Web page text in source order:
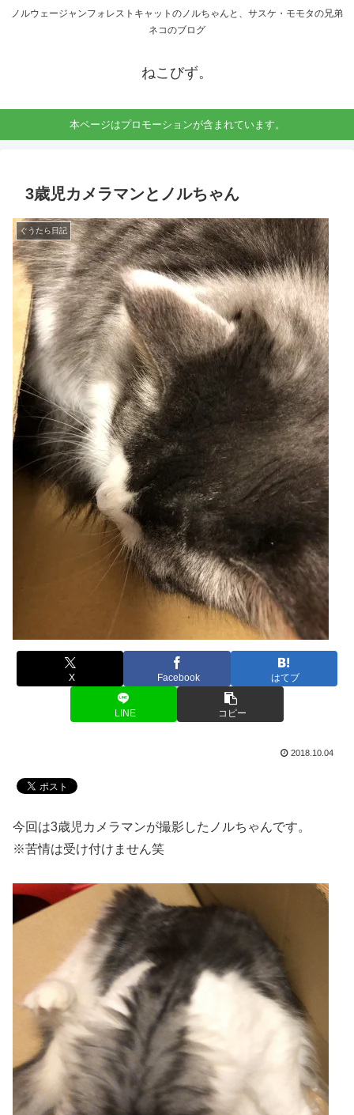
ノルウェージャンフォレストキャットのノルちゃんと、サスケ・モモタの兄弟
ネコのブログ
ねこびず。
本ページはプロモーションが含まれています。
3歳児カメラマンとノルちゃん
ぐうたら日記
X Facebook はてブ
LINE コピー
2018.10.04
今回は3歳児カメラマンが撮影したノルちゃんです。
※苦情は受け付けません笑